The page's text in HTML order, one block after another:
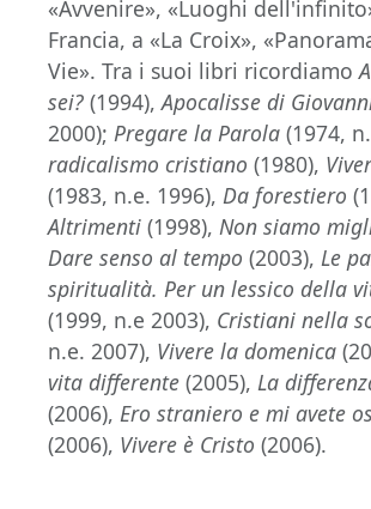
«Avvenire», «Luoghi
Francia, a «La Croix»,
Vie». Tra i suoi libri ricordiamo
sei? (1994),Apocalisse di
2000); Pregare la Parola (1974,
radicalismo cristiano (1980),
(1983, n.e. 1996), Da forestiero
Altrimenti (1998), Non siamo
Dare senso al tempo (2003), Le
spiritualità. Per un lessico della
(1999, n.e 2003), Cristiani nella
n.e. 2007), Vivere la domenica
vita differente (2005), La
(2006), Ero straniero e mi avete
(2006), Vivere è Cristo (2006).